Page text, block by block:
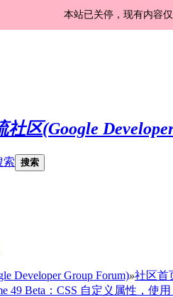
本站已关停，现有内容
索 搜索
Developer Group Forum)»社区首
49 Beta：CSS 自定义属性，使用